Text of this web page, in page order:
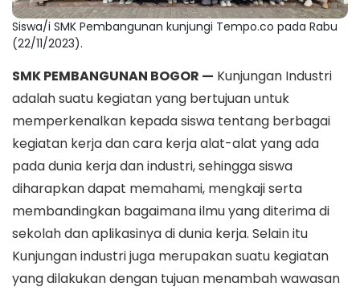
Siswa/i SMK Pembangunan kunjungi Tempo.co pada Rabu
(22/11/2023).
SMK PEMBANGUNAN BOGOR — Kunjungan Industri
adalah suatu kegiatan yang bertujuan untuk
memperkenalkan kepada siswa tentang berbagai
kegiatan kerja dan cara kerja alat-alat yang ada
pada dunia kerja dan industri, sehingga siswa
diharapkan dapat memahami, mengkaji serta
membandingkan bagaimana ilmu yang diterima di
sekolah dan aplikasinya di dunia kerja. Selain itu
Kunjungan industri juga merupakan suatu kegiatan
yang dilakukan dengan tujuan menambah wawasan